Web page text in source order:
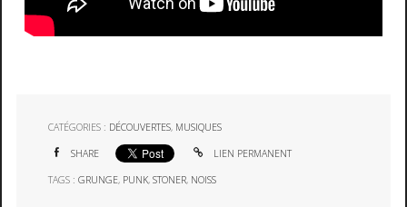
CATÉGORIES : DÉCOUVERTES, MUSIQUES
SHARE LIEN PERMANENT
TAGS :GRUNGE, PUNK,STONER, NOISS